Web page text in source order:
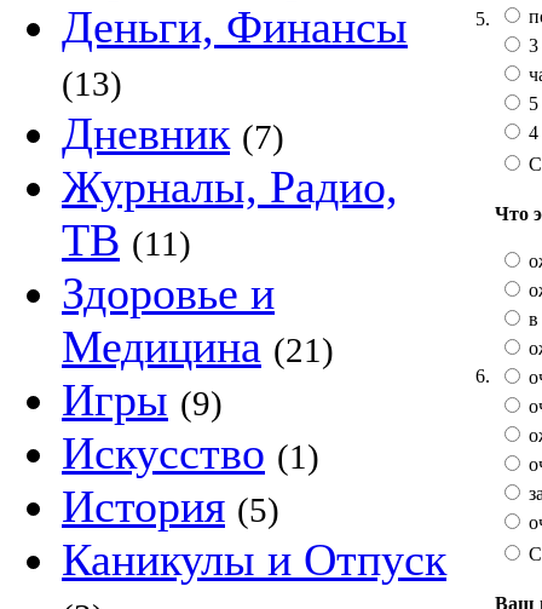
Деньги, Финансы
(13)
Дневник (7)
Журналы, Радио,
ТВ (11)
Здоровье и
Медицина (21)
Игры (9)
Искусство (1)
История (5)
Каникулы и Отпуск
5.
3
4
6.
Что
в
Ваш